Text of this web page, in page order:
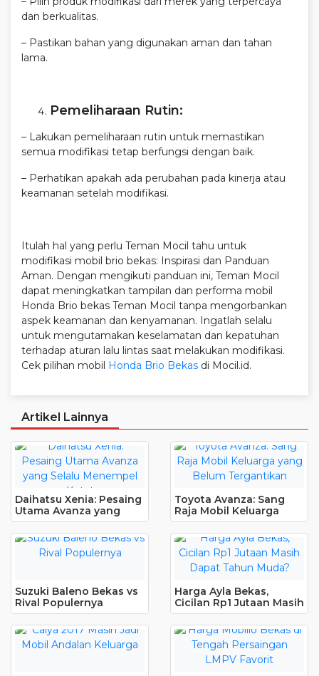
dan berkualitas.
– Pastikan bahan yang digunakan aman dan tahan
lama.
Pemeliharaan Rutin:
– Lakukan pemeliharaan rutin untuk memastikan
semua modifikasi tetap berfungsi dengan baik.
– Perhatikan apakah ada perubahan pada kinerja atau
keamanan setelah modifikasi.
Itulah hal yang perlu Teman Mocil tahu untuk
modifikasi mobil brio bekas: Inspirasi dan Panduan
Aman. Dengan mengikuti panduan ini, Teman Mocil
dapat meningkatkan tampilan dan performa mobil
Honda Brio bekas Teman Mocil tanpa mengorbankan
aspek keamanan dan kenyamanan. Ingatlah selalu
untuk mengutamakan keselamatan dan kepatuhan
terhadap aturan lalu lintas saat melakukan modifikasi.
Cek pilihan mobil Honda Brio Bekas di Mocil.id.
Artikel Lainnya
Daihatsu Xenia: Pesaing
Utama Avanza yang
Selalu Menempel Ketat
Toyota Avanza: Sang
Raja Mobil Keluarga
yang Belum Tergantikan
Suzuki Baleno Bekas vs
Rival Populernya
Harga Ayla Bekas,
Cicilan Rp1 Jutaan Masih
Dapat Tahun Muda?